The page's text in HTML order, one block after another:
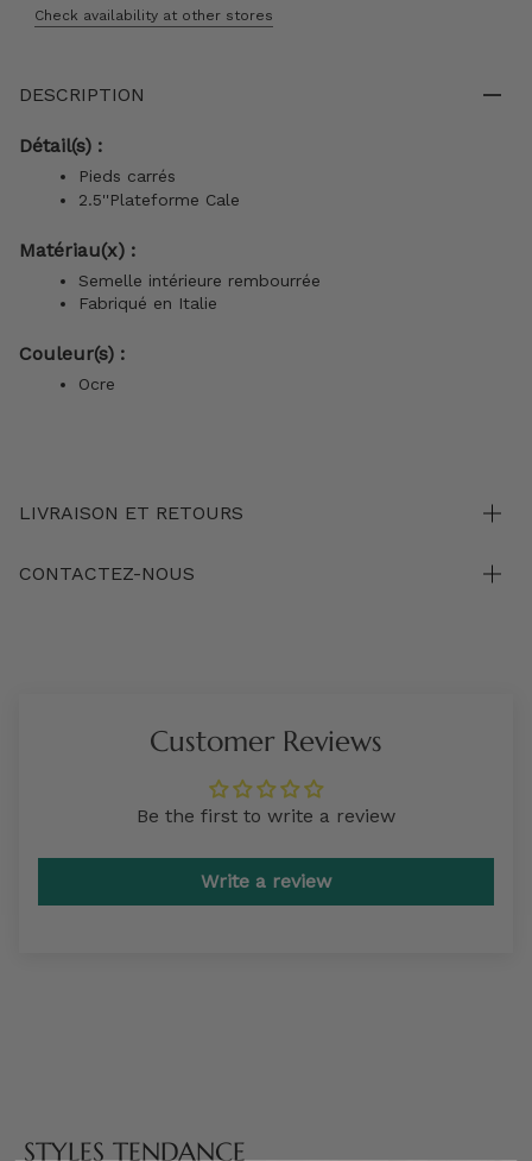
Check availability at other stores
DESCRIPTION
Détail(s) :
Pieds carrés
2.5''Plateforme Cale
Matériau(x) :
Semelle intérieure rembourrée
Fabriqué en Italie
Couleur(s) :
Ocre
LIVRAISON ET RETOURS
CONTACTEZ-NOUS
Customer Reviews
Be the first to write a review
Write a review
STYLES TENDANCE